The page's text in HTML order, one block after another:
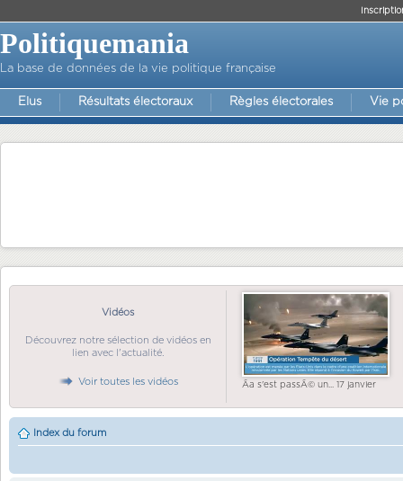
Politiquemania
La base de données de la vie politique française
Elus Résultats électoraux Règles électorales Vie
Vidéos
Découvrez notre sélection de vidéos en
lien avec l'actualité.
Voir toutes les vidéos Ãa s'est passÃ© un... 17 janvier
Index du forum